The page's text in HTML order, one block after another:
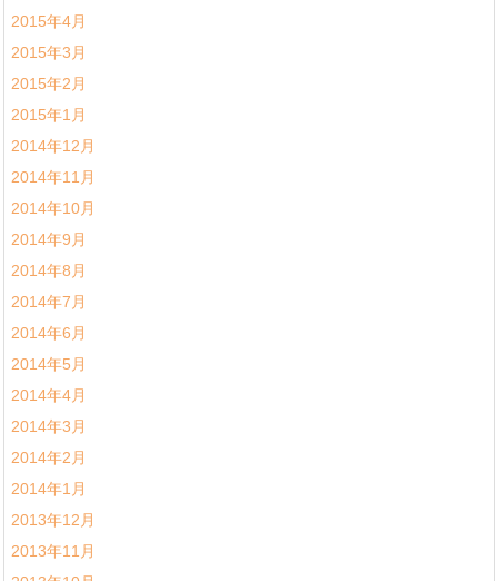
2015年4月
2015年3月
2015年2月
2015年1月
2014年12月
2014年11月
2014年10月
2014年9月
2014年8月
2014年7月
2014年6月
2014年5月
2014年4月
2014年3月
2014年2月
2014年1月
2013年12月
2013年11月